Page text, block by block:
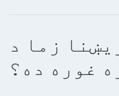
زما د
غوره ده؟